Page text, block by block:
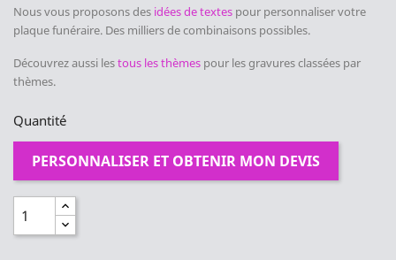
Nous vous proposons des idées de textes pour personnaliser votre
plaque funéraire. Des milliers de combinaisons possibles.
Découvrez aussi lestous les thèmes pour les gravures classées par
thèmes.
Quantité
PERSONNALISER ET OBTENIR MON DEVIS